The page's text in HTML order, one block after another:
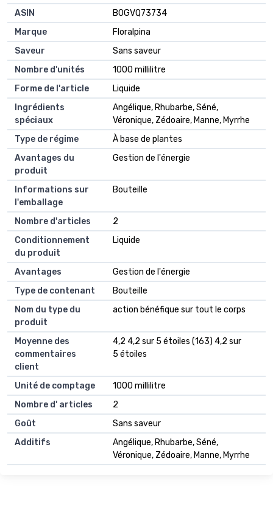
ASIN
B0GVQ73734
Marque
Floralpina
Saveur
Sans saveur
Nombre d'unités
1000 millilitre
Forme de l'article
Liquide
Ingrédients
spéciaux
Angélique, Rhubarbe, Séné,
Véronique, Zédoaire, Manne, Myrrhe
Type de régime
À base de plantes
Avantages du
produit
Gestion de l'énergie
Informations sur
l'emballage
Bouteille
Nombre d'articles
2
Conditionnement
du produit
Liquide
Avantages
Gestion de l'énergie
Type de contenant
Bouteille
Nom du type du
produit
action bénéfique sur tout le corps
Moyenne des
commentaires
client
4,2 4,2 sur 5 étoiles (163) 4,2 sur
5 étoiles
Unité de comptage
1000 millilitre
Nombre d' articles
2
Goût
Sans saveur
Additifs
Angélique, Rhubarbe, Séné,
Véronique, Zédoaire, Manne, Myrrhe